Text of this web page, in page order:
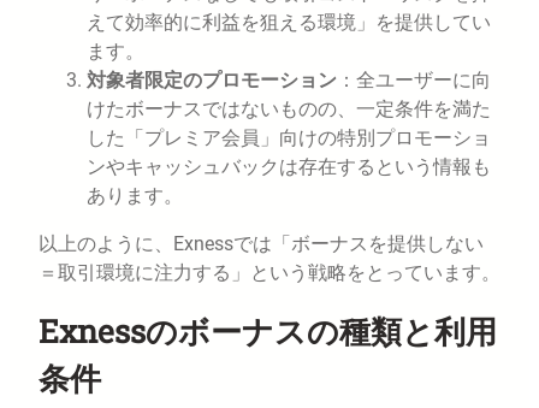
えて効率的に利益を狙える環境」を提供してい
ます。
対象者限定のプロモーション ：全ユーザーに向
けたボーナスではないものの、一定条件を満た
した「プレミア会員」向けの特別プロモーショ
ンやキャッシュバックは存在するという情報も
あります。
以上のように、Exnessでは「ボーナスを提供しない
＝取引環境に注力する」という戦略をとっています。
Exnessのボーナスの種類と利用
条件